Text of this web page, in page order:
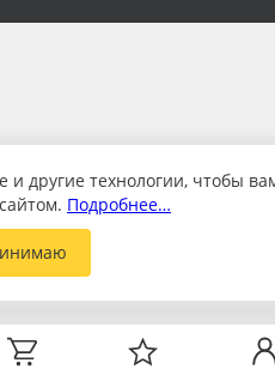
другие технологии, чтобы
Подробнее…